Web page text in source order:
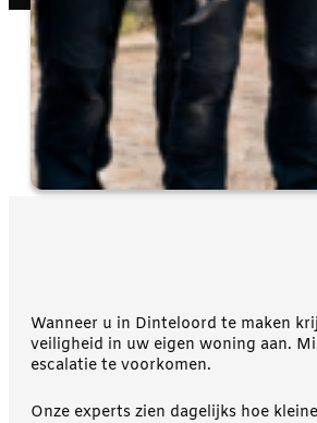
Wanneer u in Dinteloord te maken
veiligheid in uw eigen woning aan.
escalatie te voorkomen.
Onze experts zien dagelijks hoe